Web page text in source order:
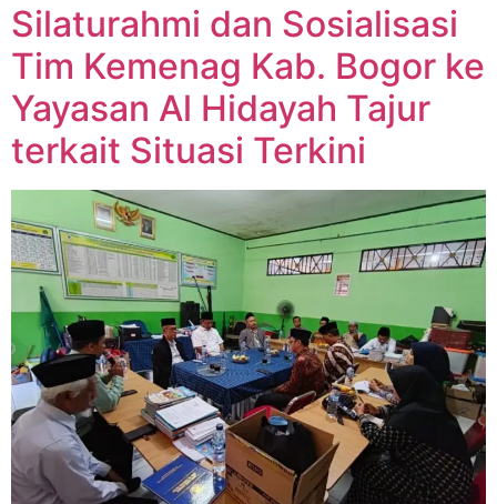
Silaturahmi dan Sosialisasi
Tim Kemenag Kab. Bogor ke
Yayasan Al Hidayah Tajur
terkait Situasi Terkini